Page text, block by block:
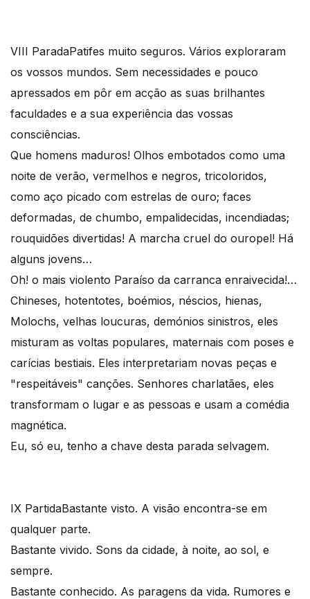
VIII ParadaPatifes muito seguros. Vários exploraram
os vossos mundos. Sem necessidades e pouco
apressados em pôr em acção as suas brilhantes
faculdades e a sua experiência das vossas
consciências.
Que homens maduros! Olhos embotados como uma
noite de verão, vermelhos e negros, tricoloridos,
como aço picado com estrelas de ouro; faces
deformadas, de chumbo, empalidecidas, incendiadas;
rouquidões divertidas! A marcha cruel do ouropel! Há
alguns jovens…
Oh! o mais violento Paraíso da carranca enraivecida!…
Chineses, hotentotes, boémios, néscios, hienas,
Molochs, velhas loucuras, demónios sinistros, eles
misturam as voltas populares, maternais com poses e
carícias bestiais. Eles interpretariam novas peças e
"respeitáveis" canções. Senhores charlatães, eles
transformam o lugar e as pessoas e usam a comédia
magnética.
Eu, só eu, tenho a chave desta parada selvagem.
IX PartidaBastante visto. A visão encontra-se em
qualquer parte.
Bastante vivido. Sons da cidade, à noite, ao sol, e
sempre.
Bastante conhecido. As paragens da vida. Rumores e